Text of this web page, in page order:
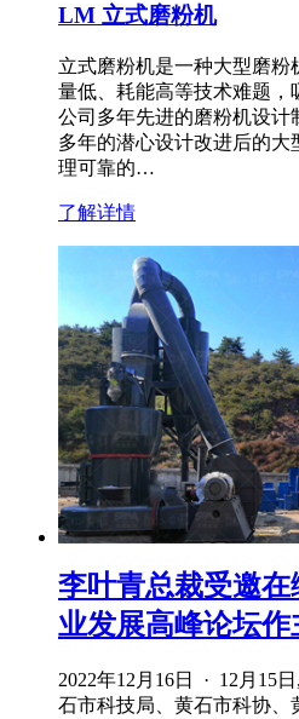
LM 立式磨粉机
立式磨粉机是一种大型磨
量低、耗能高等技术难题
公司多年先进的磨粉机设计
多年的潜心设计改进后的
理可靠的…
了解详情
李叶青总裁受邀
业发展高峰论坛作
2022年12月16日 · 12月15
石市科技局、黄石市科协、